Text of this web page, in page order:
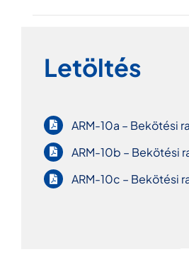
Letöltés
ARM-10a – Bekötési
ARM-10b – Bekötési
ARM-10c – Bekötési